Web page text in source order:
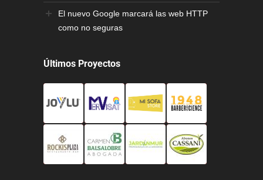
El nuevo Google marcará las web HTTP
como no seguras
Últimos Proyectos